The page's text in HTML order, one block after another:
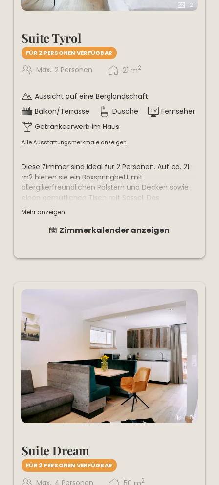
2
Suite Tyrol
FÜR 2 PERSONEN VERFÜGBAR
Max.: 2 Personen 21 m2
Aussicht auf eine Berglandschaft
Balkon/Terrasse
Dusche
Fernseher
Getränkeerwerb im Haus
Alle Ausstattungsmerkmale anzeigen
Diese Zimmer sind ideal für 2 Personen. Auf ca. 21
m2 bieten sie ein Boxspringbett mit
allergikerfreundlichen Pölstern und Decken sowie
einen gemütlichen Tisch mit Sessel. Das
Badezimmer verfügt über Dusche und WC. Der
große westseitige Balkon gibt einen
wunderschönen Blick auf Kitzbüheler Bergwelt frei.
Mehr anzeigen
Zimmerkalender anzeigen
8
Suite Dream
FÜR 2 PERSONEN VERFÜGBAR
Max.: 4 Personen 50 m2